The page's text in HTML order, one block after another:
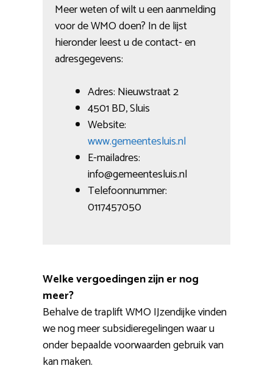
Meer weten of wilt u een aanmelding
voor de WMO doen? In de lijst
hieronder leest u de contact- en
adresgegevens:
Adres: Nieuwstraat 2
4501 BD, Sluis
Website:
www.gemeentesluis.nl
E-mailadres:
info@gemeentesluis.nl
Telefoonnummer:
0117457050
Welke vergoedingen zijn er nog
meer?
Behalve de traplift WMO IJzendijke vinden
we nog meer subsidieregelingen waar u
onder bepaalde voorwaarden gebruik van
kan maken.